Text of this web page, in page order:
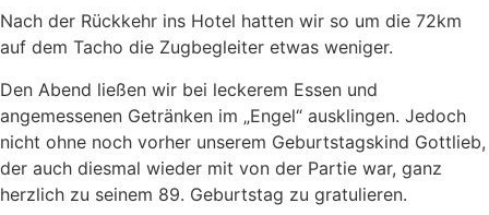
Nach der Rückkehr ins Hotel hatten wir so um die 72km
auf dem Tacho die Zugbegleiter etwas weniger.
Den Abend ließen wir bei leckerem Essen und
angemessenen Getränken im „Engel“ ausklingen. Jedoch
nicht ohne noch vorher unserem Geburtstagskind Gottlieb,
der auch diesmal wieder mit von der Partie war, ganz
herzlich zu seinem 89. Geburtstag zu gratulieren.